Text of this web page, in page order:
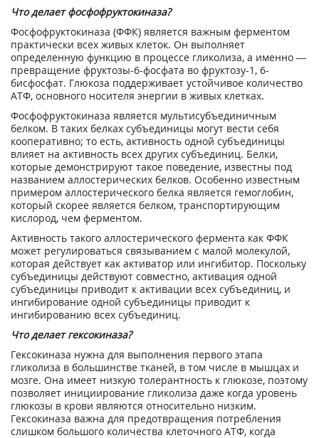
Что делает фосфофруктокиназа?
Фосфофруктокиназа (ФФК) является важным ферментом
практически всех живых клеток. Он выполняет
определенную функцию в процессе гликолиза, а именно —
превращение фруктозы-6-фосфата во фруктозу-1, 6-
бисфосфат. Глюкоза поддерживает устойчивое количество
АТФ, основного носителя энергии в живых клетках.
Фосфофруктокиназа является мультисубъединичным
белком. В таких белках субъединицы могут вести себя
кооперативно; то есть, активность одной субъединицы
влияет на активность всех других субъединиц. Белки,
которые демонстрируют такое поведение, известны под
названием аллостерических белков. Особенно известным
примером аллостерического белка является гемоглобин,
который скорее является белком, транспортирующим
кислород, чем ферментом.
Активность такого аллостерического фермента как ФФК
может регулироваться связыванием с малой молекулой,
которая действует как активатор или ингибитор. Поскольку
субъединицы действуют совместно, активация одной
субъединицы приводит к активации всех субъединиц, и
ингибирование одной субъединицы приводит к
ингибированию всех субъединиц.
Что делает гексокиназа?
Гексокиназа нужна для выполнения первого этапа
гликолиза в большинстве тканей, в том числе в мышцах и
мозге. Она имеет низкую толерантность к глюкозе, поэтому
позволяет инициирование гликолиза даже когда уровень
глюкозы в крови являются относительно низким.
Гексокиназа важна для предотвращения потребления
слишком большого количества клеточного АТФ, когда